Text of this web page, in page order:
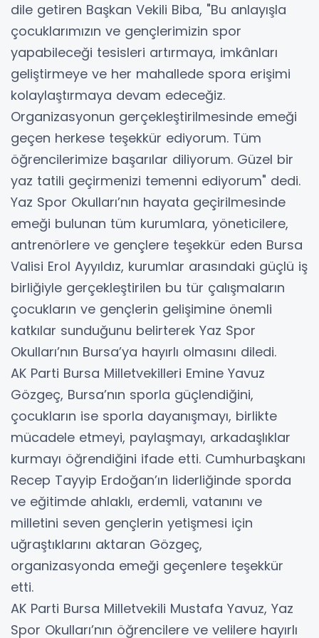
dile getiren Başkan Vekili Biba, "Bu anlayışla
çocuklarımızın ve gençlerimizin spor
yapabileceği tesisleri artırmaya, imkânları
geliştirmeye ve her mahallede spora erişimi
kolaylaştırmaya devam edeceğiz.
Organizasyonun gerçekleştirilmesinde emeği
geçen herkese teşekkür ediyorum. Tüm
öğrencilerimize başarılar diliyorum. Güzel bir
yaz tatili geçirmenizi temenni ediyorum" dedi.
Yaz Spor Okulları’nın hayata geçirilmesinde
emeği bulunan tüm kurumlara, yöneticilere,
antrenörlere ve gençlere teşekkür eden Bursa
Valisi Erol Ayyıldız, kurumlar arasındaki güçlü iş
birliğiyle gerçekleştirilen bu tür çalışmaların
çocukların ve gençlerin gelişimine önemli
katkılar sunduğunu belirterek Yaz Spor
Okulları’nın Bursa’ya hayırlı olmasını diledi.
AK Parti Bursa Milletvekilleri Emine Yavuz
Gözgeç, Bursa’nın sporla güçlendiğini,
çocukların ise sporla dayanışmayı, birlikte
mücadele etmeyi, paylaşmayı, arkadaşlıklar
kurmayı öğrendiğini ifade etti. Cumhurbaşkanı
Recep Tayyip Erdoğan’ın liderliğinde sporda
ve eğitimde ahlaklı, erdemli, vatanını ve
milletini seven gençlerin yetişmesi için
uğraştıklarını aktaran Gözgeç,
organizasyonda emeği geçenlere teşekkür
etti.
AK Parti Bursa Milletvekili Mustafa Yavuz, Yaz
Spor Okulları’nın öğrencilere ve velilere hayırlı